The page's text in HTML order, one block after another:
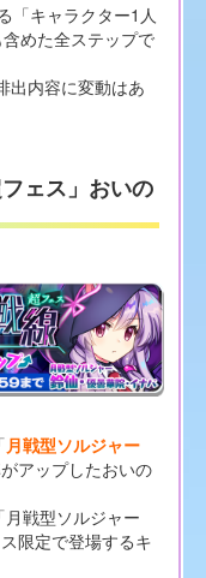
「キャラクター1人
めた全ステップで
出内容に変動はあ
ェス」おいの
月戦型ソルジャー
アップしたおいの
月戦型ソルジャー
限定で登場するキ